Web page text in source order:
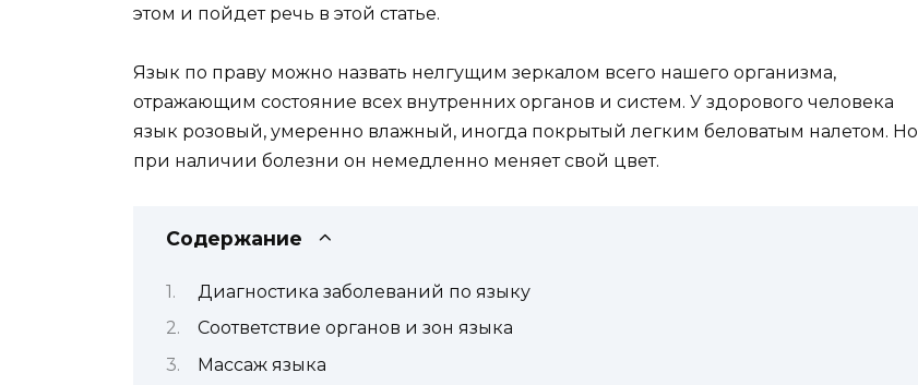
этом и пойдет речь в этой статье.
Язык по праву можно назвать нелгущим зерка­лом всего нашего организма,
отражающим состоя­ние всех внутренних органов и систем. У здорового человека
язык розовый, умеренно влажный, иногда покрытый легким беловатым налетом. Но
при нали­чии болезни он немедленно меняет свой цвет.
Содержание
Диагностика заболеваний по языку
Соответствие органов и зон языка
Массаж языка